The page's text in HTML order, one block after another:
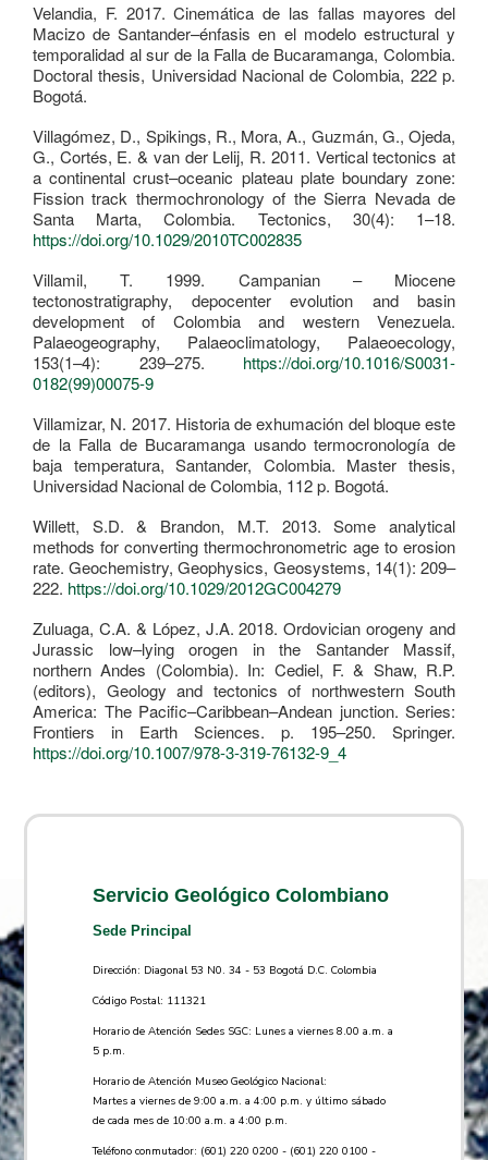
Velandia, F. 2017. Cinemática de las fallas mayores del
Macizo de Santander–énfasis en el modelo estructural y
temporalidad al sur de la Falla de Bucaramanga, Colombia.
Doctoral thesis, Universidad Nacional de Colombia, 222 p.
Bogotá.
Villagómez, D., Spikings, R., Mora, A., Guzmán, G., Ojeda,
G., Cortés, E. & van der Lelij, R. 2011. Vertical tectonics at
a continental crust–oceanic plateau plate boundary zone:
Fission track thermochronology of the Sierra Nevada de
Santa Marta, Colombia. Tectonics, 30(4): 1–18.
https://doi.org/10.1029/2010TC002835
Villamil, T. 1999. Campanian – Miocene
tectonostratigraphy, depocenter evolution and basin
development of Colombia and western Venezuela.
Palaeogeography, Palaeoclimatology, Palaeoecology,
153(1–4): 239–275. https://doi.org/10.1016/S0031-
0182(99)00075-9
Villamizar, N. 2017. Historia de exhumación del bloque este
de la Falla de Bucaramanga usando termocronología de
baja temperatura, Santander, Colombia. Master thesis,
Universidad Nacional de Colombia, 112 p. Bogotá.
Willett, S.D. & Brandon, M.T. 2013. Some analytical
methods for converting thermochronometric age to erosion
rate. Geochemistry, Geophysics, Geosystems, 14(1): 209–
222. https://doi.org/10.1029/2012GC004279
Zuluaga, C.A. & López, J.A. 2018. Ordovician orogeny and
Jurassic low–lying orogen in the Santander Massif,
northern Andes (Colombia). In: Cediel, F. & Shaw, R.P.
(editors), Geology and tectonics of northwestern South
America: The Pacific–Caribbean–Andean junction. Series:
Frontiers in Earth Sciences. p. 195–250. Springer.
https://doi.org/10.1007/978-3-319-76132-9_4
Servicio Geológico Colombiano
Sede Principal
Dirección: Diagonal 53 N0. 34 - 53 Bogotá D.C. Colombia
Código Postal: 111321
Horario de Atención Sedes SGC: Lunes a viernes 8.00 a.m. a
5 p.m.
Horario de Atención Museo Geológico Nacional:
Martes a viernes de 9:00 a.m. a 4:00 p.m. y último sábado
de cada mes de 10:00 a.m. a 4:00 p.m.
Teléfono conmutador: (601) 220 0200 - (601) 220 0100 -